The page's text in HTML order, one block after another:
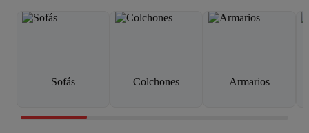
Sofás Colchones Armarios